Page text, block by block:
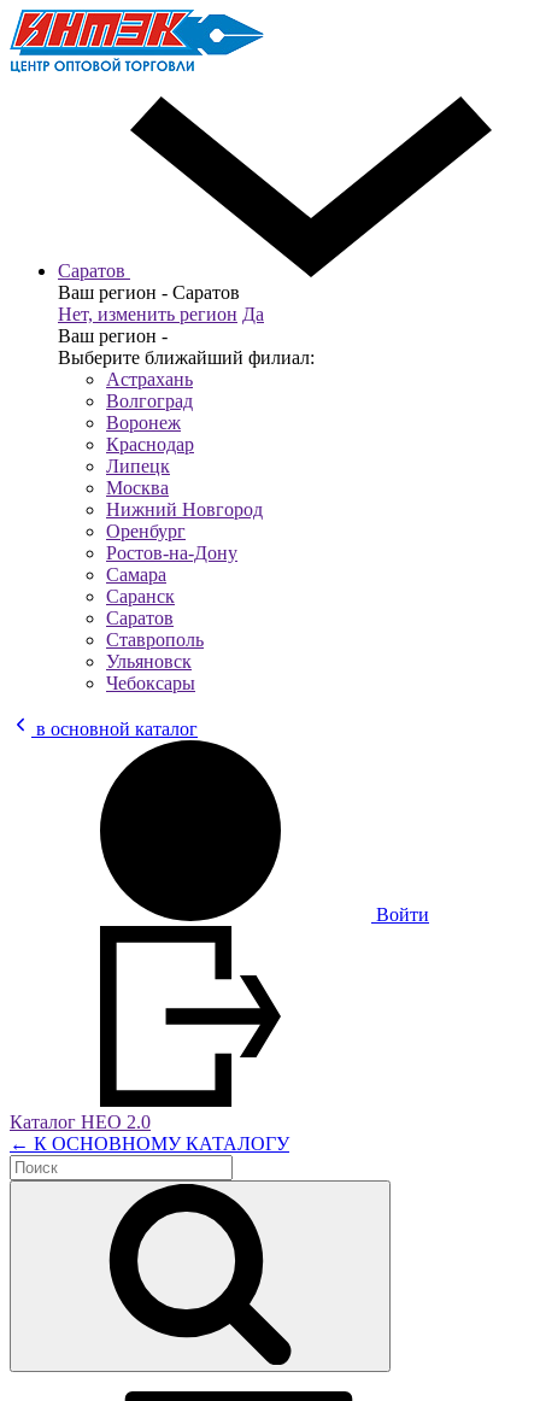
Саратов
Ваш регион - Саратов
Нет, изменить регион Да
Ваш регион -
Выберите ближайший филиал:
Астрахань
Волгоград
Воронеж
Краснодар
Липецк
Москва
Нижний Новгород
Оренбург
Ростов-на-Дону
Самара
Саранск
Саратов
Ставрополь
Ульяновск
Чебоксары
в основной каталог
Войти
Каталог НЕО 2.0
← К ОСНОВНОМУ КАТАЛОГУ